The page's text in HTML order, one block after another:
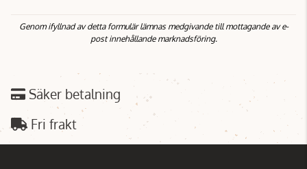
Genom ifyllnad av detta formulär lämnas medgivande till mottagande av e-
post innehållande marknadsföring.
Säker betalning
Fri frakt